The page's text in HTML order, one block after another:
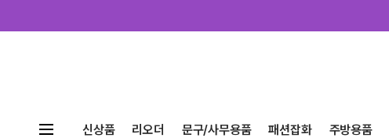
신상품 리오더 문구/사무용품 패션잡화 주방용품